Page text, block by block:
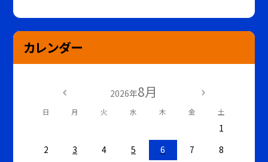
カレンダー
2026年8月
日 月 火 水 木 金 土
1
2
3 4 5 6 7
8